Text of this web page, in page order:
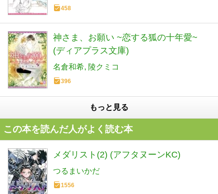
458
神さま、お願い ~恋する狐の十年愛~
(ディアプラス文庫)
名倉和希 陵クミコ
396
もっと見る
この本を読んだ人がよく読む本
メダリスト(2) (アフタヌーンKC)
つるまいかだ
1556